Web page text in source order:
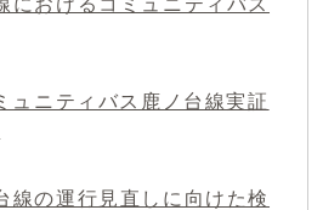
におけるコミュニティバス
ュニティバス鹿ノ台線実証
線の運行見直しに向けた検